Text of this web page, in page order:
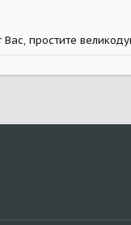
Вас, простите